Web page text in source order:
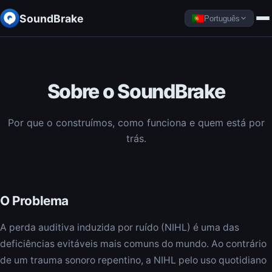
SoundBrake Português
Sobre o SoundBrake
Por que o construímos, como funciona e quem está por
trás.
O Problema
A perda auditiva induzida por ruído (NIHL) é uma das
deficiências evitáveis mais comuns do mundo. Ao contrário
de um trauma sonoro repentino, a NIHL pelo uso quotidiano